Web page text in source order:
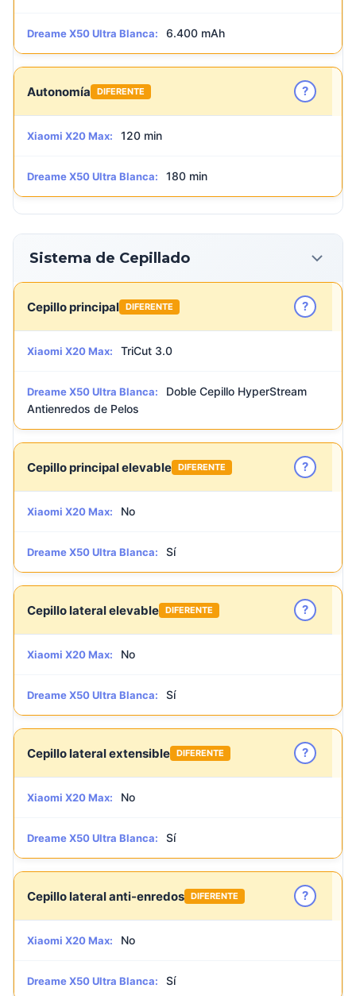
Dreame X50 Ultra Blanca: 6.400 mAh
Autonomía DIFERENTE ?
Xiaomi X20 Max: 120 min
Dreame X50 Ultra Blanca: 180 min
Sistema de Cepillado
Cepillo principal DIFERENTE ?
Xiaomi X20 Max: TriCut 3.0
Dreame X50 Ultra Blanca:
Doble Cepillo HyperStream
Antienredos de Pelos
Cepillo principal elevable DIFERENTE ?
Xiaomi X20 Max: No
Dreame X50 Ultra Blanca: Sí
Cepillo lateral elevable DIFERENTE ?
Xiaomi X20 Max: No
Dreame X50 Ultra Blanca: Sí
Cepillo lateral extensible DIFERENTE ?
Xiaomi X20 Max: No
Dreame X50 Ultra Blanca: Sí
Cepillo lateral anti-enredos DIFERENTE ?
Xiaomi X20 Max: No
Dreame X50 Ultra Blanca: Sí